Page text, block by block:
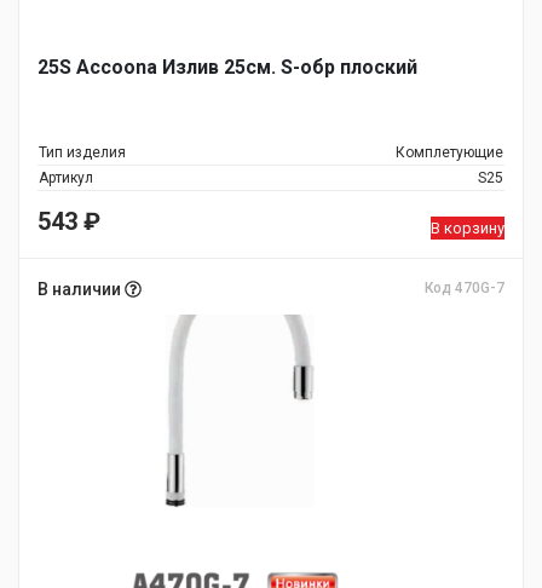
25S Accoona Излив 25см. S-обр плоский
Тип изделия
Комплетующие
Артикул
S25
543 ₽ В корзину
В наличии Код 470G-7